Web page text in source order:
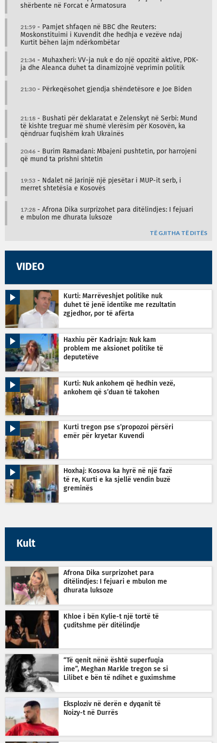
shërbente në Forcat e Armatosura
21:59 - Pamjet shfaqen në BBC dhe Reuters:
Moskonstituimi i Kuvendit dhe hedhja e vezëve ndaj
Kurtit bëhen lajm ndërkombëtar
21:34 - Muhaxheri: VV-ja nuk e do një opozitë aktive, PDK-
ja dhe Aleanca duhet ta dinamizojnë veprimin politik
21:30- Përkeqësohet gjendja shëndetësore e Joe Biden
21:18 - Bushati për deklaratat e Zelenskyt në Serbi: Mund
të kishte treguar më shumë vlerësim për Kosovën, ka
qëndruar fuqishëm krah Ukrainës
20:46 - Burim Ramadani: Mbajeni pushtetin, por harrojeni
që mund ta prishni shtetin
19:53 - Ndalet në Jarinjë një pjesëtar i MUP-it serb, i
merret shtetësia e Kosovës
17:28 - Afrona Dika surprizohet para ditëlindjes: I fejuari
e mbulon me dhurata luksoze
TË GJITHA TË DITËS
VIDEO
Kurti: Marrëveshjet politike nuk
duhet të jenë identike me rezultatin
zgjedhor, por të afërta
Haxhiu për Kadriajn: Nuk kam
problem me aksionet politike të
deputetëve
Kurti: Nuk ankohem që hedhin vezë,
ankohem që s’duan të takohen
Kurti tregon pse s’propozoi përsëri
emër për kryetar Kuvendi
Hoxhaj: Kosova ka hyrë në një fazë
të re, Kurti e ka sjellë vendin buzë
greminës
Kult
Afrona Dika surprizohet para
ditëlindjes: I fejuari e mbulon me
dhurata luksoze
Khloe i bën Kylie-t një tortë të
çuditshme për ditëlindje
“Të qenit nënë është superfuqia
ime”, Meghan Markle tregon se si
Lilibet e bën të ndihet e guximshme
Eksploziv në derën e dyqanit të
Noizy-t në Durrës